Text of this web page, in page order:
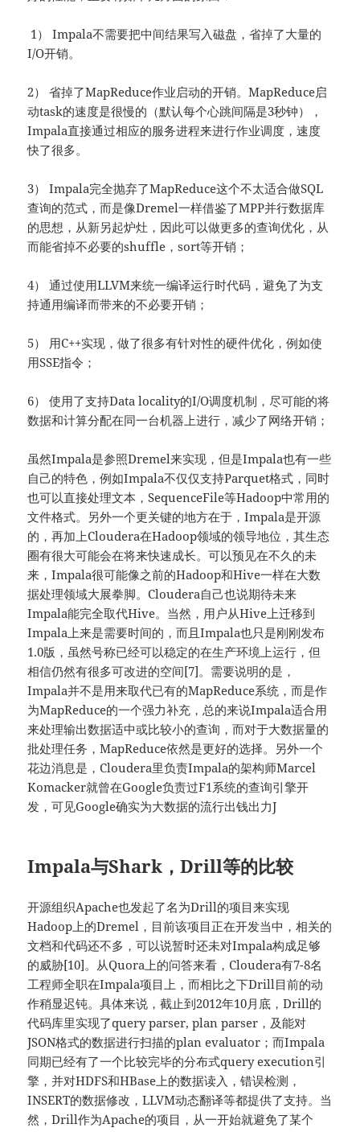
1） Impala不需要把中间结果写入磁盘，省掉了大量的
I/O开销。
2） 省掉了MapReduce作业启动的开销。MapReduce启
动task的速度是很慢的（默认每个心跳间隔是3秒钟），
Impala直接通过相应的服务进程来进行作业调度，速度
快了很多。
3） Impala完全抛弃了MapReduce这个不太适合做SQL
查询的范式，而是像Dremel一样借鉴了MPP并行数据库
的思想，从新另起炉灶，因此可以做更多的查询优化，从
而能省掉不必要的shuffle，sort等开销；
4） 通过使用LLVM来统一编译运行时代码，避免了为支
持通用编译而带来的不必要开销；
5） 用C++实现，做了很多有针对性的硬件优化，例如使
用SSE指令；
6） 使用了支持Data locality的I/O调度机制，尽可能的将
数据和计算分配在同一台机器上进行，减少了网络开销；
虽然Impala是参照Dremel来实现，但是Impala也有一些
自己的特色，例如Impala不仅仅支持Parquet格式，同时
也可以直接处理文本，SequenceFile等Hadoop中常用的
文件格式。另外一个更关键的地方在于，Impala是开源
的，再加上Cloudera在Hadoop领域的领导地位，其生态
圈有很大可能会在将来快速成长。可以预见在不久的未
来，Impala很可能像之前的Hadoop和Hive一样在大数
据处理领域大展拳脚。Cloudera自己也说期待未来
Impala能完全取代Hive。当然，用户从Hive上迁移到
Impala上来是需要时间的，而且Impala也只是刚刚发布
1.0版，虽然号称已经可以稳定的在生产环境上运行，但
相信仍然有很多可改进的空间[7]。需要说明的是，
Impala并不是用来取代已有的MapReduce系统，而是作
为MapReduce的一个强力补充，总的来说Impala适合用
来处理输出数据适中或比较小的查询，而对于大数据量的
批处理任务，MapReduce依然是更好的选择。另外一个
花边消息是，Cloudera里负责Impala的架构师Marcel
Komacker就曾在Google负责过F1系统的查询引擎开
发，可见Google确实为大数据的流行出钱出力J
Impala与Shark，Drill等的比较
开源组织Apache也发起了名为Drill的项目来实现
Hadoop上的Dremel，目前该项目正在开发当中，相关的
文档和代码还不多，可以说暂时还未对Impala构成足够
的威胁[10]。从Quora上的问答来看，Cloudera有7-8名
工程师全职在Impala项目上，而相比之下Drill目前的动
作稍显迟钝。具体来说，截止到2012年10月底，Drill的
代码库里实现了query parser, plan parser，及能对
JSON格式的数据进行扫描的plan evaluator；而Impala
同期已经有了一个比较完毕的分布式query execution引
擎，并对HDFS和HBase上的数据读入，错误检测，
INSERT的数据修改，LLVM动态翻译等都提供了支持。当
然，Drill作为Apache的项目，从一开始就避免了某个